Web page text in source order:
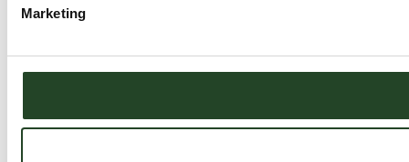
Marketing